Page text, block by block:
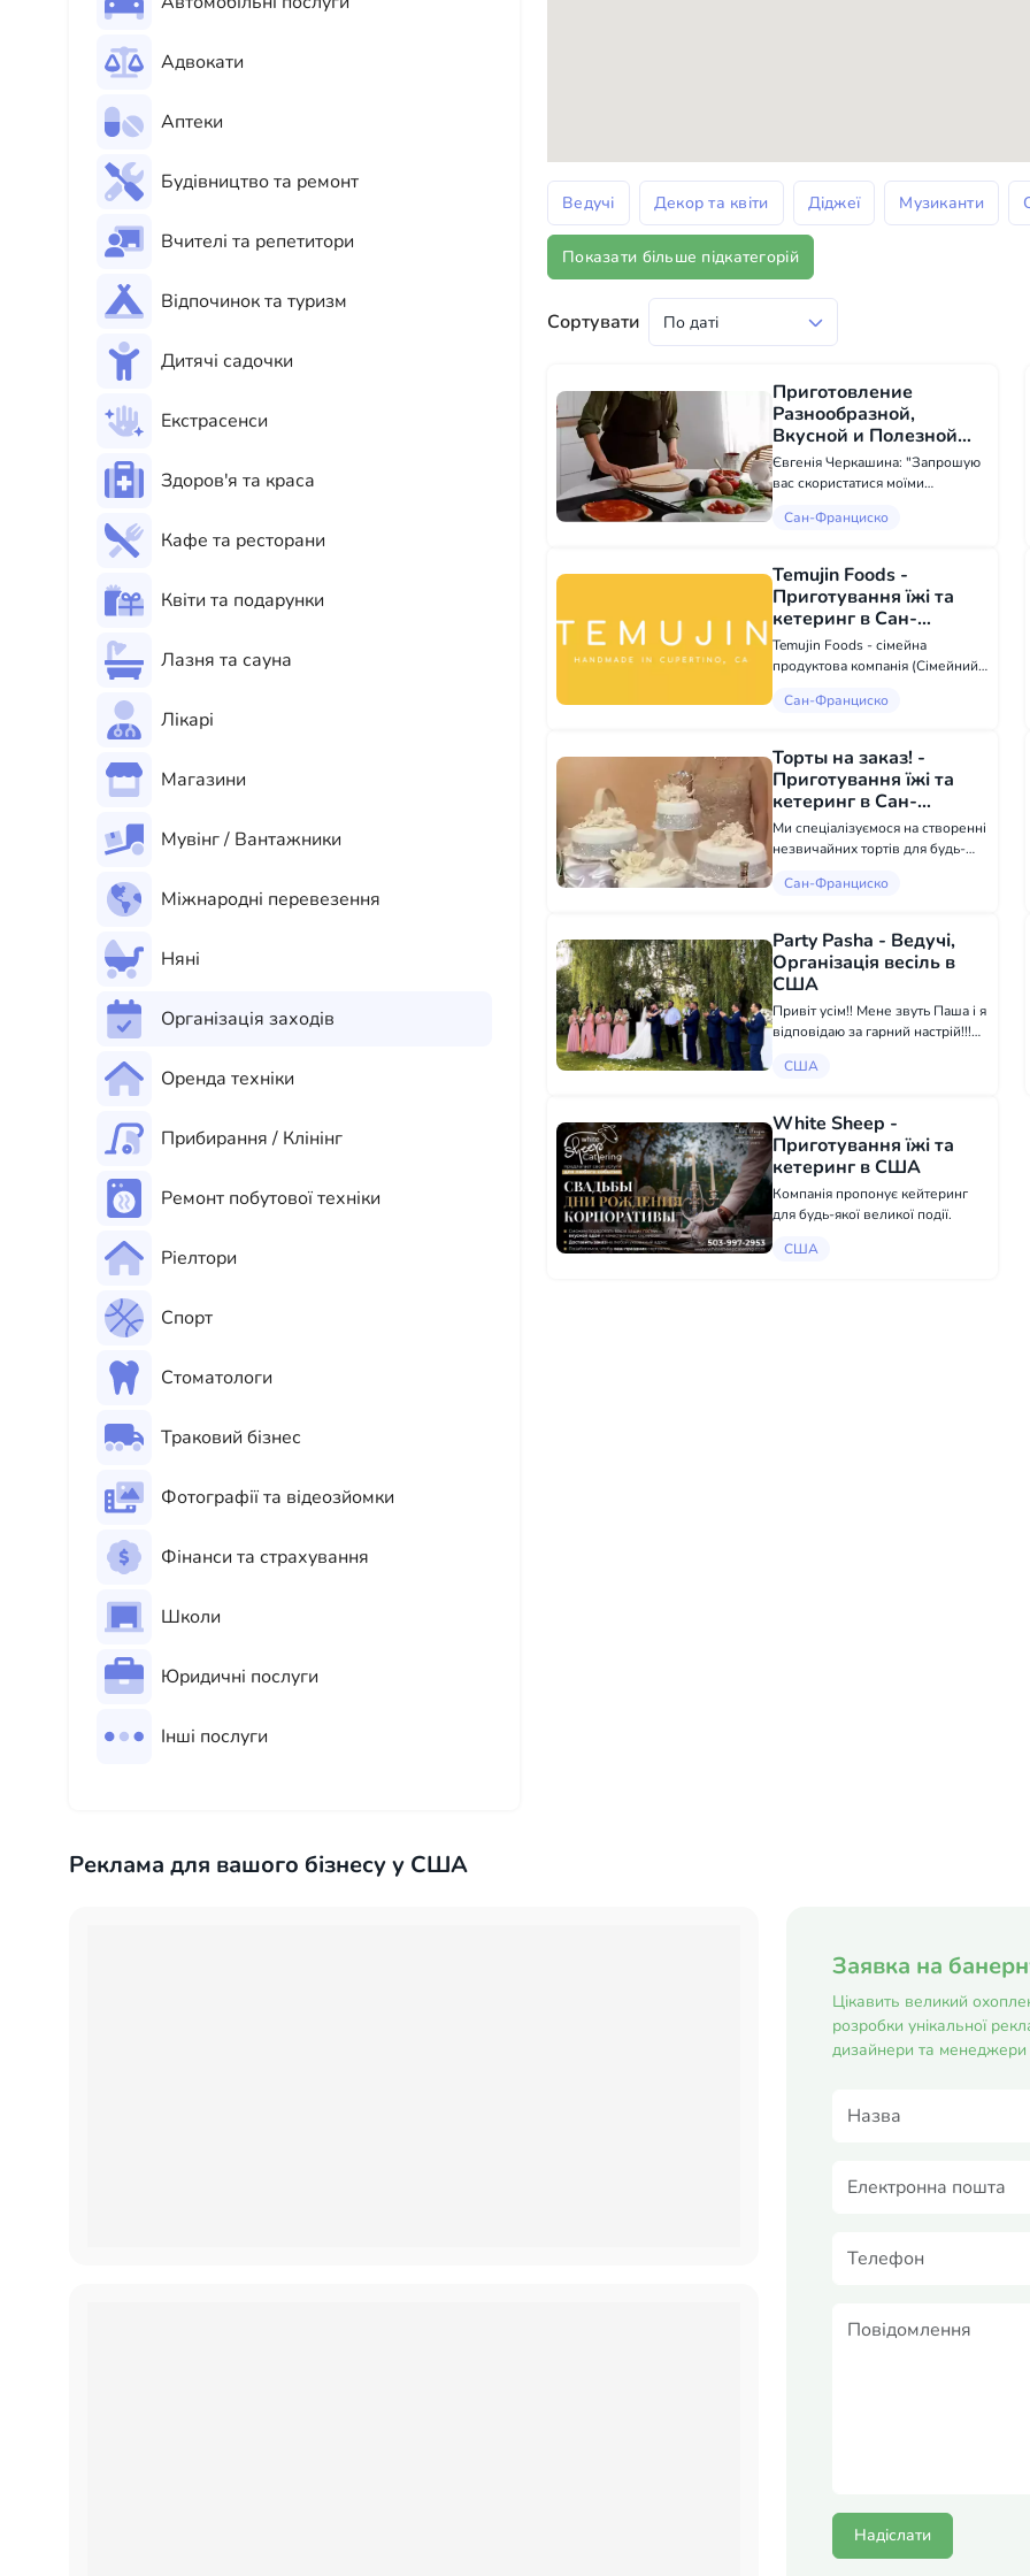
Адвокати
Аптеки
Будівництво та ремонт
Вчителі та репетитори
Відпочинок та туризм
Дитячі садочки
Екстрасенси
Здоров'я та краса
Кафе та ресторани
Квіти та подарунки
Лазня та сауна
Лікарі
Магазини
Мувінг / Вантажники
Міжнародні перевезення
Няні
Організація заходів
Оренда техніки
Прибирання / Клінінг
Ремонт побутової техніки
Ріелтори
Спорт
Стоматологи
Траковий бізнес
Фотографії та відеозйомки
Фінанси та страхування
Школи
Юридичні послуги
Інші послуги
Ведучі Декор та квіти Діджеї Музиканти
Показати більше підкатегорій
Сортувати
Приготовление
Разнообразной,
Вкусной и Полезной
Еды - Приготування їжі
та кетеринг в Сан-
Євгенія Черкашина: "Запрошую
вас скористатися моїми
різноманітної, смачної, здорової
вдома у вас або в мене. Я
працюю з вашими або моїми
продукта...
Сан-Франциско
Temujin Foods -
Приготування їжі та
кетеринг в Сан-
Франциско
Temujin Foods - сімейна
продуктова компанія (Сімейний
автентичній домашній їжі -
Наша мета - дати сім'ям свіжий,
органічний і поживний варіа...
Сан-Франциско
Торты на заказ! -
Приготування їжі та
кетеринг в Сан-
Франциско
Ми спеціалізуємося на створенні
незвичайних тортів для будь-
буде ваше весілля, і ви хочете
хочете виділити в спогадах або в
будь-яких інших...
Сан-Франциско
Party Pasha - Ведучі,
Організація весіль в
США
Привіт усім!! Мене звуть Паша і я
відповідаю за гарний настрій!!!
Народження, Концерти та інші
https://www.partypasha.com
7864864622
США
White Sheep -
Приготування їжі та
кетеринг в США
Компанія пропонує кейтеринг
для будь-якої великої події.
США
Реклама для вашого бізнесу у США
Заявка на
Цікавить великий
розробки унікальної
дизайнери та менеджери
Надіслати